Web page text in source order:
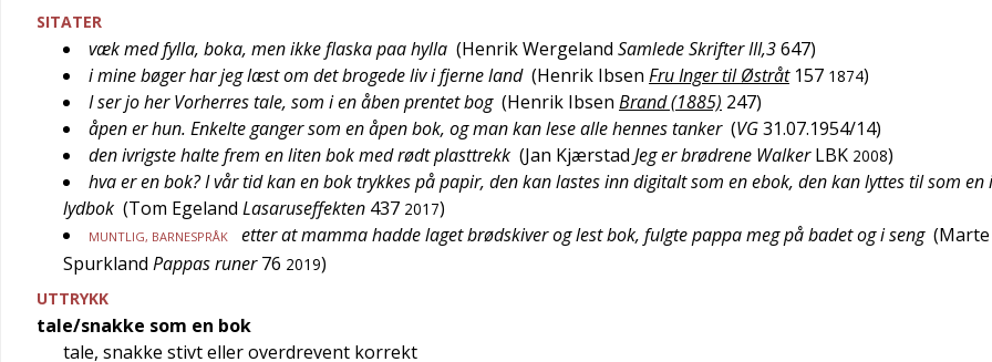
SITATER
væk med fylla, boka, men ikke flaska paa hylla (Henrik Wergeland Samlede Skrifter III,3647)
i mine bøger har jeg læst om det brogede liv i fjerne land (Henrik Ibsen Fru Inger til Østråt 157 1874)
I ser jo her Vorherres tale, som i en åben prentet bog (Henrik Ibsen Brand (1885) 247)
åpen er hun. Enkelte ganger som en åpen bok, og man kan lese alle hennes tanker (VG31.07.1954/14)
den ivrigste halte frem en liten bok med rødt plasttrekk (Jan Kjærstad Jeg er brødrene Walker LBK 2008)
hva er en bok? I vår tid kan en bok trykkes på papir, den kan lastes inn digitalt som en ebok, den kan lyttes til som en
lydbok (Tom Egeland Lasaruseffekten 437 2017)
MUNTLIG, BARNESPRÅK etter at mamma hadde laget brødskiver og lest bok, fulgte pappa meg på badet og i seng (Marte
Spurkland Pappas runer 76 2019)
UTTRYKK
tale/snakke som en bok
tale, snakke stivt eller overdrevent korrekt